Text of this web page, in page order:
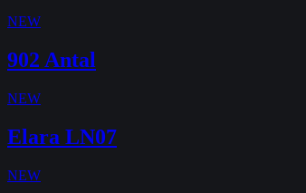
NEW
902 Antal
NEW
Elara LN07
NEW